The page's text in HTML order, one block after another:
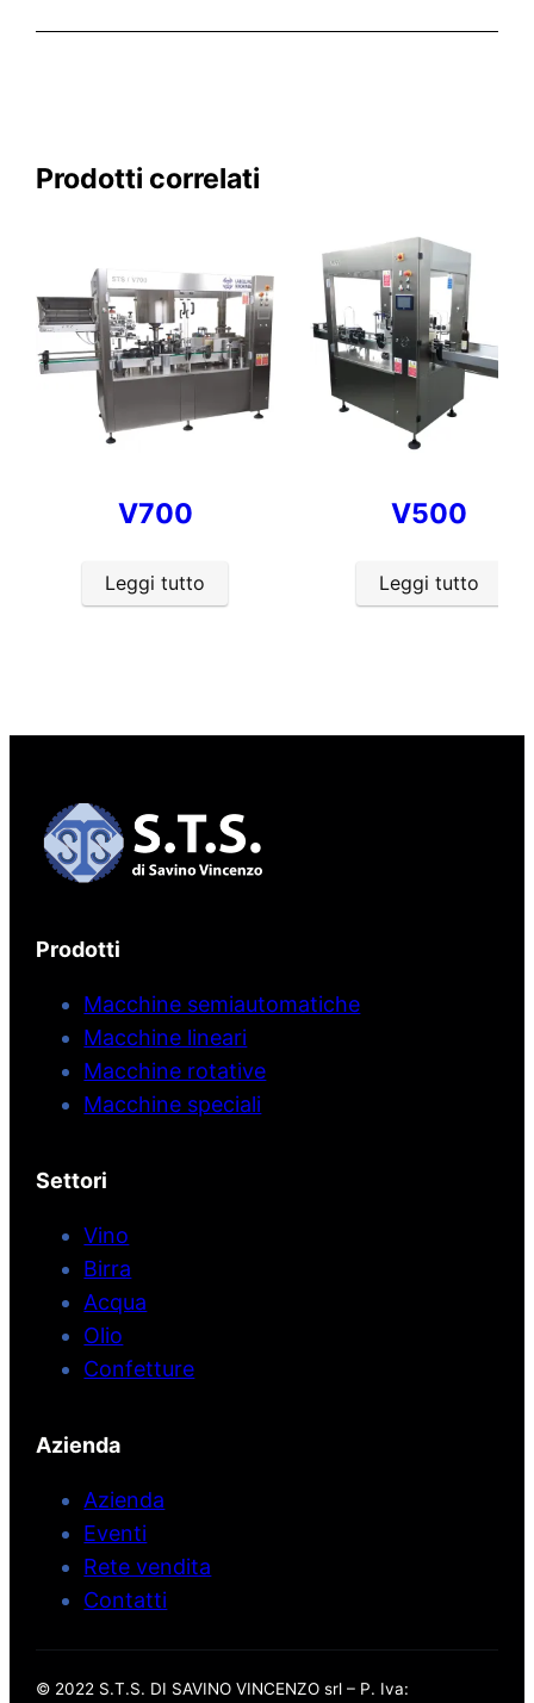
Prodotti correlati
V700
Leggi tutto
V500
Leggi tutto
Prodotti
Macchine semiautomatiche
Macchine lineari
Macchine rotative
Macchine speciali
Settori
Vino
Birra
Acqua
Olio
Confetture
Azienda
Azienda
Eventi
Rete vendita
Contatti
© 2022 S.T.S. DI SAVINO VINCENZO srl – P. Iva: